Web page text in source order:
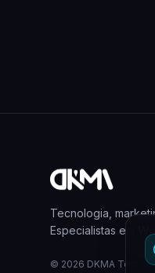
Tecnologia,
Especialistas em
© 2026 DKMA